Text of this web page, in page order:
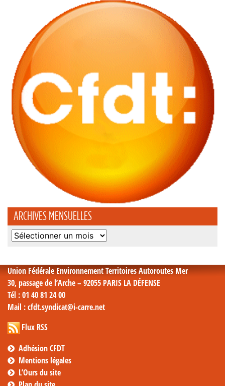
ARCHIVES MENSUELLES
Archives
Union Fédérale Environnement Territoires Autoroutes Mer
30, passage de l’Arche – 92055 PARIS LA DÉFENSE
Tél : 01 40 81 24 00
Mail : cfdt.syndicat@i-carre.net
Flux RSS
Adhésion CFDT
Mentions légales
L’Ours du site